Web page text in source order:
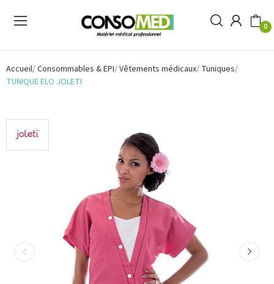
0
Accueil Consommables & EPI Vêtements médicaux Tuniques
TUNIQUE ELO JOLETI